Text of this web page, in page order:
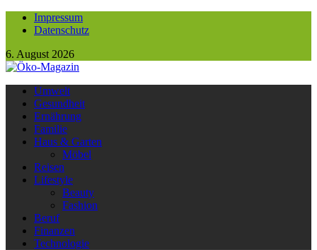
Impressum
Datenschutz
6. August 2026
Umwelt
Gesundheit
Ernährung
Familie
Haus & Garten
Möbel
Reisen
Lifestyle
Beauty
Fashion
Beruf
Finanzen
Technologie